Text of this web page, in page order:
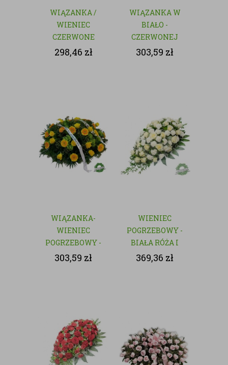
WIĄZANKA /
WIENIEC
CZERWONE
RÓŻE - KWIATY
298,46 zł
WIĄZANKA W
BIAŁO -
CZERWONEJ
KOLORYSTYCE
303,59 zł
WIĄZANKA-
WIENIEC
POGRZEBOWY -
NATURALNY
303,59 zł
WIENIEC
POGRZEBOWY -
BIAŁA RÓŻA I
GOŹDZIK
369,36 zł